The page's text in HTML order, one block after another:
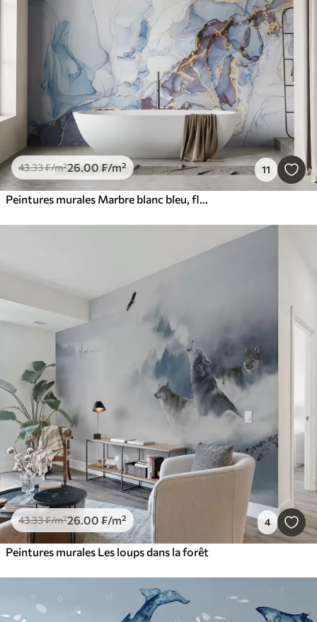
43.33₣/m²26.00 ₣/m² 11
Peintures murales Marbre blanc bleu, fluide
43.33₣/m²26.00 ₣/m² 4
Peintures murales Les loups dans la forêt